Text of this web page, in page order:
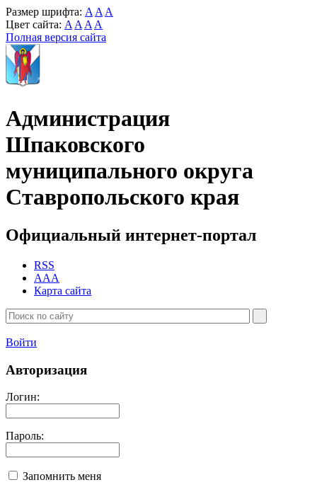
Размер шрифта: A A A
Цвет сайта: A A A A
Полная версия сайта
Администрация
Шпаковского
муниципального округа
Ставропольского края
Официальный интернет-портал
RSS
AAA
Карта сайта
Войти
Авторизация
Логин:
Пароль:
Запомнить меня